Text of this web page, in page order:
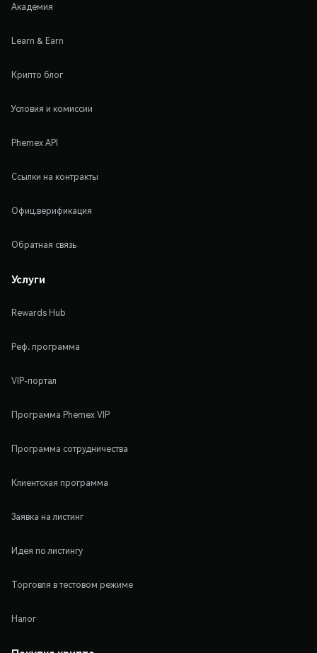
Академия
Learn & Earn
Крипто блог
Условия и комиссии
Phemex API
Ссылки на контракты
Офиц.верификация
Обратная связь
Услуги
Rewards Hub
Реф. программа
VIP-портал
Программа Phemex VIP
Программа сотрудничества
Клиентская программа
Заявка на листинг
Идея по листингу
Торговля в тестовом режиме
Налог